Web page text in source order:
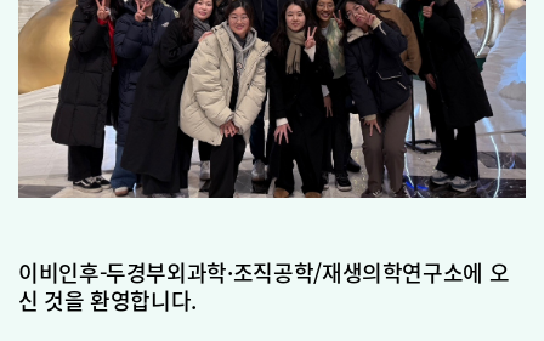
이비인후-두경부외과학·조직공학/재생의학연구소에 오
신 것을 환영합니다.